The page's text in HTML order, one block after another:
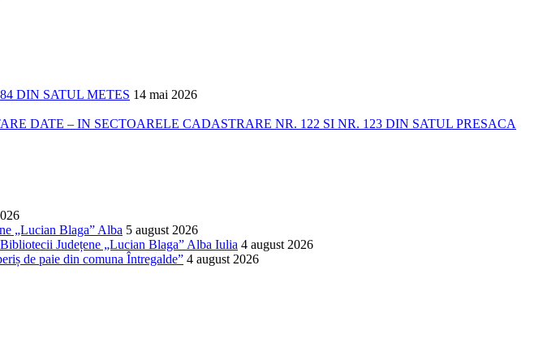
DIN SATUL METES 14 mai 2026
DATE – IN SECTOARELE CADASTRARE NR. 122 SI NR. 123 DIN SATUL PRESACA
„Lucian Blaga” Alba 5 august 2026
Județene „Lucian Blaga” Alba Iulia 4 august 2026
de paie din comuna Întregalde” 4 august 2026